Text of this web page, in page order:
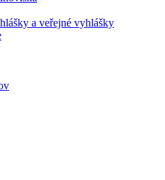
a veřejné vyhlášky